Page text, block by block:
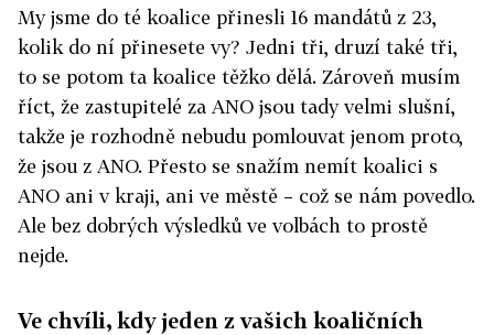
My jsme do té koalice přinesli 16 mandátů z 23,
kolik do ní přinesete vy? Jedni tři, druzí také tři,
to se potom ta koalice těžko dělá. Zároveň musím
říct, že zastupitelé za ANO jsou tady velmi slušní,
takže je rozhodně nebudu pomlouvat jenom proto,
že jsou z ANO. Přesto se snažím nemít koalici s
ANO ani v kraji, ani ve městě – což se nám povedlo.
Ale bez dobrých výsledků ve volbách to prostě
nejde.
Ve chvíli, kdy jeden z vašich koaličních